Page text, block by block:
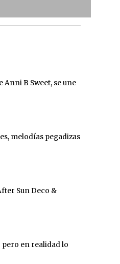
Anni B Sweet, se une
melodías pegadizas
Sun Deco &
pero en realidad lo